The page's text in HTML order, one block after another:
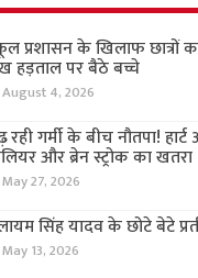
प्रशासन के खिलाफ छात्रों का
हड़ताल पर बैठे बच्चे
August 4, 2026
रही गर्मी के बीच नौतपा!
और ब्रेन स्ट्रोक का खतरा
May 27, 2026
सिंह यादव के छोटे बेटे
May 13, 2026